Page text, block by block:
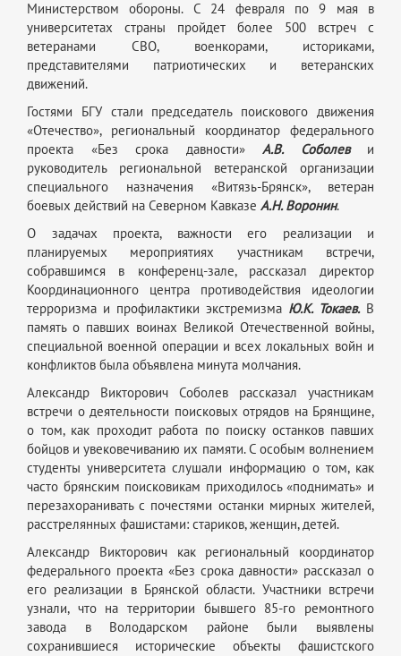
Министерством обороны. С 24 февраля по 9 мая в
университетах страны пройдет более 500 встреч с
ветеранами СВО, военкорами, историками,
представителями патриотических и ветеранских
движений.
Гостями БГУ стали председатель поискового движения
«Отечество», региональный координатор федерального
проекта «Без срока давности» А.В. Соболев
и
руководитель региональной ветеранской организации
специального назначения «Витязь-Брянск», ветеран
боевых действий на Северном Кавказе А.Н. Воронин.
О задачах проекта, важности его реализации и
планируемых мероприятиях участникам встречи,
собравшимся в конференц-зале, рассказал директор
Координационного центра противодействия идеологии
терроризма и профилактики экстремизма Ю.К. Токаев.В
память о павших воинах Великой Отечественной войны,
специальной военной операции и всех локальных войн и
конфликтов была объявлена минута молчания.
Александр Викторович Соболев рассказал участникам
встречи о деятельности поисковых отрядов на Брянщине,
о том, как проходит работа по поиску останков павших
бойцов и увековечиванию их памяти. С особым волнением
студенты университета слушали информацию о том, как
часто брянским поисковикам приходилось «поднимать» и
перезахоранивать с почестями останки мирных жителей,
расстрелянных фашистами: стариков, женщин, детей.
Александр Викторович как региональный координатор
федерального проекта «Без срока давности» рассказал о
его реализации в Брянской области. Участники встречи
узнали, что на территории бывшего 85-го ремонтного
завода в Володарском районе были выявлены
сохранившиеся исторические объекты фашистского